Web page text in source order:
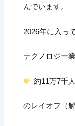
んでいます。
2026年に入っ
テクノロジー
約11万7千人
のレイオフ（